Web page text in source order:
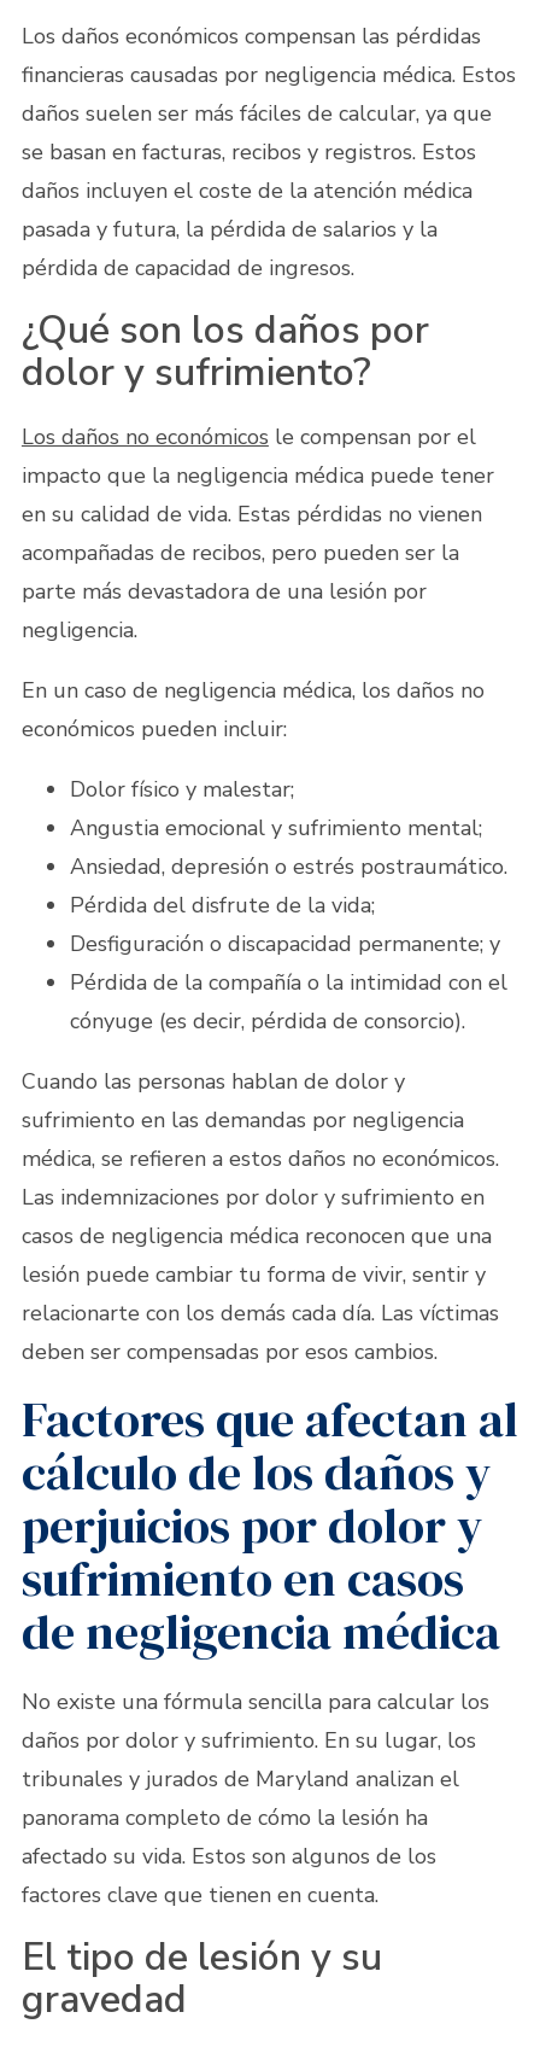
Los daños económicos compensan las pérdidas
financieras causadas por negligencia médica. Estos
daños suelen ser más fáciles de calcular, ya que
se basan en facturas, recibos y registros. Estos
daños incluyen el coste de la atención médica
pasada y futura, la pérdida de salarios y la
pérdida de capacidad de ingresos.
¿Qué son los daños por
dolor y sufrimiento?
Los daños no económicos le compensan por el
impacto que la negligencia médica puede tener
en su calidad de vida. Estas pérdidas no vienen
acompañadas de recibos, pero pueden ser la
parte más devastadora de una lesión por
negligencia.
En un caso de negligencia médica, los daños no
económicos pueden incluir:
Dolor físico y malestar;
Angustia emocional y sufrimiento mental;
Ansiedad, depresión o estrés postraumático.
Pérdida del disfrute de la vida;
Desfiguración o discapacidad permanente; y
Pérdida de la compañía o la intimidad con el
cónyuge (es decir, pérdida de consorcio).
Cuando las personas hablan de dolor y
sufrimiento en las demandas por negligencia
médica, se refieren a estos daños no económicos.
Las indemnizaciones por dolor y sufrimiento en
casos de negligencia médica reconocen que una
lesión puede cambiar tu forma de vivir, sentir y
relacionarte con los demás cada día. Las víctimas
deben ser compensadas por esos cambios.
Factores que afectan al
cálculo de los daños y
perjuicios por dolor y
sufrimiento en casos
de negligencia médica
No existe una fórmula sencilla para calcular los
daños por dolor y sufrimiento. En su lugar, los
tribunales y jurados de Maryland analizan el
panorama completo de cómo la lesión ha
afectado su vida. Estos son algunos de los
factores clave que tienen en cuenta.
El tipo de lesión y su
gravedad